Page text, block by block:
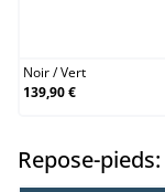
Noir/Vert
139,90 €
Repose-pieds: